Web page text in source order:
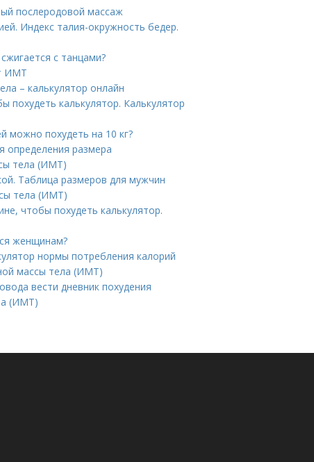
послеродовой массаж
Индекс талия-окружность бедер.
с танцами?
ИМТ
– калькулятор онлайн
похудеть калькулятор. Калькулятор
можно похудеть на 10 кг?
определения размера
тела (ИМТ)
Таблица размеров для мужчин
тела (ИМТ)
чтобы похудеть калькулятор.
женщинам?
нормы потребления калорий
массы тела (ИМТ)
вести дневник похудения
(ИМТ)